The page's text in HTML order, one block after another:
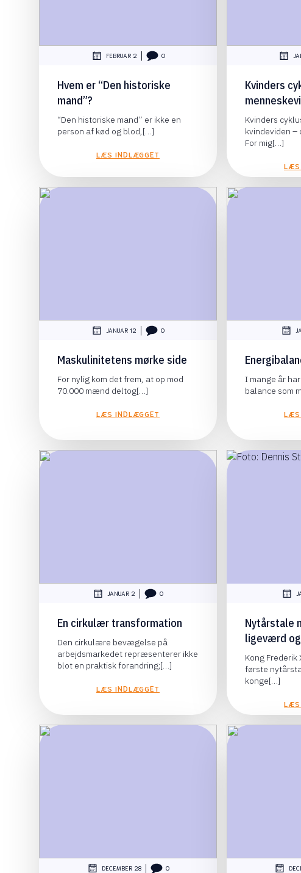
FEBRUAR 2 | 0
Hvem er “Den historiske
mand”?
“Den historiske mand” er ikke en
person af kød og blod,[…]
LÆS INDLÆGGET
Kvinders
Kvinders
kvindeviden –
For mig[…]
LÆS
JANUAR 12 | 0
Maskulinitetens mørke side
For nylig kom det frem, at op mod
70.000 mænd deltog[…]
LÆS INDLÆGGET
I mange år
balance som
LÆS
JANUAR 2 | 0
En cirkulær transformation
Den cirkulære bevægelse på
arbejdsmarkedet repræsenterer ikke
blot en praktisk forandring;[…]
LÆS INDLÆGGET
Nytårstale
ligeværd
Kong Frederik
første
konge[…]
LÆS
DECEMBER 28 | 0